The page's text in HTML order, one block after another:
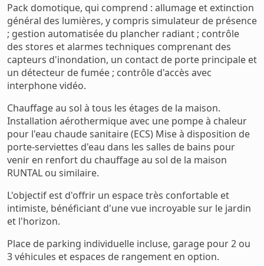
Pack domotique, qui comprend : allumage et extinction
général des lumières, y compris simulateur de présence
; gestion automatisée du plancher radiant ; contrôle
des stores et alarmes techniques comprenant des
capteurs d'inondation, un contact de porte principale et
un détecteur de fumée ; contrôle d'accès avec
interphone vidéo.
Chauffage au sol à tous les étages de la maison.
Installation aérothermique avec une pompe à chaleur
pour l'eau chaude sanitaire (ECS) Mise à disposition de
porte-serviettes d'eau dans les salles de bains pour
venir en renfort du chauffage au sol de la maison
RUNTAL ou similaire.
L'objectif est d'offrir un espace très confortable et
intimiste, bénéficiant d'une vue incroyable sur le jardin
et l'horizon.
Place de parking individuelle incluse, garage pour 2 ou
3 véhicules et espaces de rangement en option.